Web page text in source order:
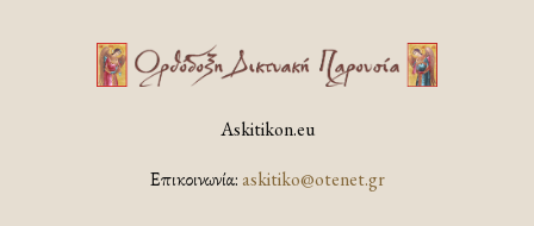
Askitikon.eu
Επικοινωνία:askitiko@otenet.gr